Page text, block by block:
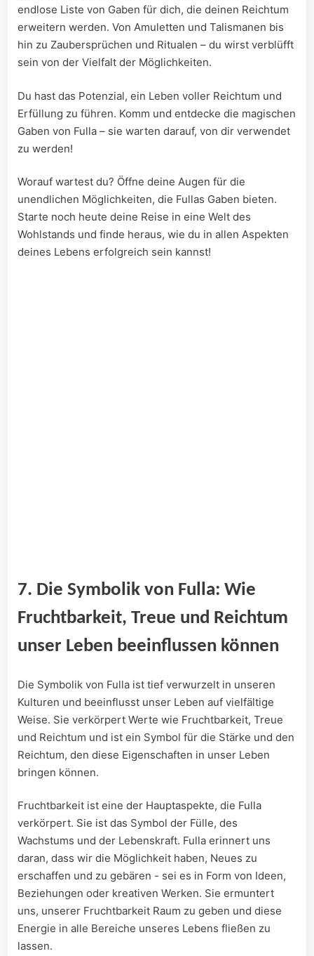
endlose Liste von Gaben für dich, die deinen‌ Reichtum⁢
erweitern werden. ​Von Amuletten und Talismanen ‌bis
hin zu Zaubersprüchen und Ritualen – du⁢ wirst verblüfft
sein von der Vielfalt ⁢der Möglichkeiten.
Du ⁢hast⁤ das Potenzial, ein⁢ Leben voller Reichtum und
Erfüllung zu führen. Komm und entdecke die magischen
Gaben von Fulla – sie warten ⁢darauf, von dir verwendet
zu werden!
Worauf wartest du? ‌Öffne ⁢deine Augen für die
unendlichen Möglichkeiten, die Fullas Gaben bieten.
Starte noch heute deine Reise in eine Welt des
⁣Wohlstands und finde heraus, wie du in allen Aspekten
deines Lebens erfolgreich sein kannst!
7. Die Symbolik von Fulla: Wie
Fruchtbarkeit, Treue und Reichtum
unser Leben beeinflussen können
Die Symbolik von Fulla ist tief verwurzelt in‌ unseren
Kulturen und beeinflusst​ unser Leben​ auf vielfältige
Weise. Sie⁣ verkörpert Werte wie Fruchtbarkeit,‌ Treue
und Reichtum und ist ein Symbol für die ⁢Stärke ‌und den
⁤Reichtum, den diese Eigenschaften in unser ⁤Leben​
bringen können.
Fruchtbarkeit ist⁣ eine ⁢der Hauptaspekte, die Fulla
‌verkörpert.⁢ Sie‍ ist das Symbol der Fülle, des
Wachstums und der Lebenskraft. Fulla erinnert uns
daran, dass wir⁢ die Möglichkeit⁣ haben, Neues ​zu
erschaffen und⁣ zu gebären ​- sei ​es in Form von Ideen,​
Beziehungen oder kreativen Werken. Sie ermuntert
uns, unserer Fruchtbarkeit Raum zu geben und diese
Energie in alle Bereiche unseres Lebens fließen zu
lassen.